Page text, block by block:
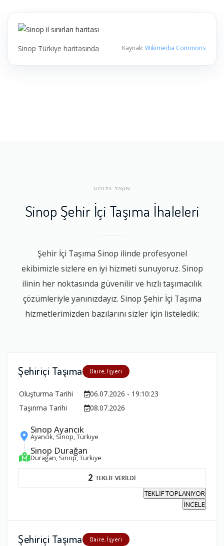
Sinop Türkiye haritasında Kaynak: Wikimedia Commons
UCUZA TAŞIN
Sinop Şehir İçi Taşıma İhaleleri
Şehir İçi Taşıma Sinop ilinde profesyonel
ekibimizle sizlere en iyi hizmeti sunuyoruz. Sinop
ilinin her noktasında güvenilir ve hızlı taşımacılık
çözümleriyle yanınızdayız. Sinop Şehir İçi Taşıma
hizmetlerimizden bazılarını sizler için listeledik:
Şehiriçi Taşıma Daire, İşyeri
Oluşturma Tarihi
06.07.2026 - 19:10:23
Taşınma Tarihi
08.07.2026
Sinop Ayancık
Ayancık, Sinop, Türkiye
Sinop Durağan
Durağan, Sinop, Türkiye
2 TEKLİF VERİLDİ
TEKLİF TOPLANIYOR
İNCELE
Şehiriçi Taşıma Daire, İşyeri